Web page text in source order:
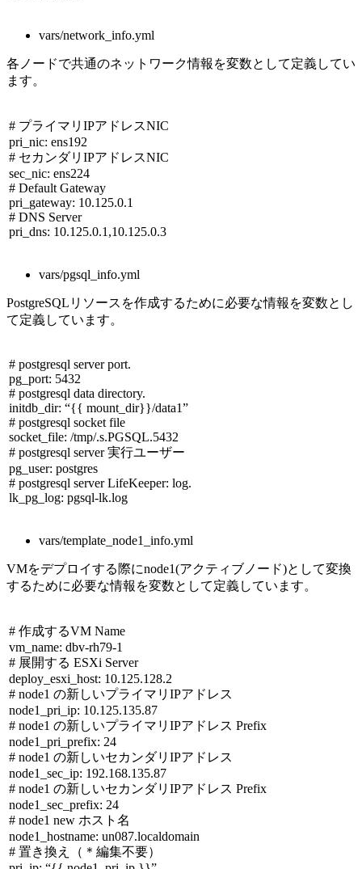
vars/network_info.yml
各ノードで共通のネットワーク情報を変数として定義してい
ます。
# プライマリ IPアドレスNIC
pri_nic: ens192
# セカンダリ IPアドレスNIC
sec_nic: ens224
# Default Gateway
pri_gateway: 10.125.0.1
# DNS Server
pri_dns: 10.125.0.1,10.125.0.3
vars/pgsql_info.yml
PostgreSQLリソースを作成するために必要な情報を変数とし
て定義しています。
# postgresql server port.
pg_port: 5432
# postgresql data directory.
initdb_dir: “{{ mount_dir}}/data1”
# postgresql socket file
socket_file: /tmp/.s.PGSQL.5432
# postgresql server 実行ユーザー
pg_user: postgres
# postgresql server LifeKeeper: log.
lk_pg_log: pgsql-lk.log
vars/template_node1_info.yml
VMをデプロイする際にnode1(アクティブノード)として変換
するために必要な情報を変数として定義しています。
# 作成するVM Name
vm_name: dbv-rh79-1
# 展開する ESXi Server
deploy_esxi_host: 10.125.128.2
# node1 の新しいプライマリ IPアドレス
node1_pri_ip: 10.125.135.87
# node1 の新しいプライマリ IPアドレス Prefix
node1_pri_prefix: 24
# node1 の新しいセカンダリ IPアドレス
node1_sec_ip: 192.168.135.87
# node1 の新しいセカンダリ IPアドレス Prefix
node1_sec_prefix: 24
# node1 new ホスト名
node1_hostname: un087.localdomain
# 置き換え（＊編集不要）